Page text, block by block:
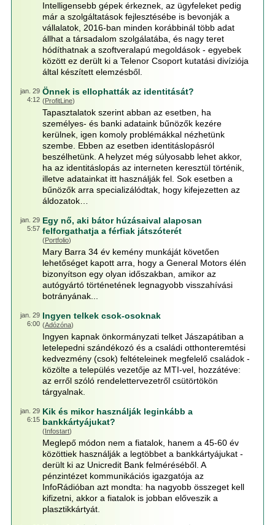
Intelligensebb gépek érkeznek, az ügyfeleket pedig
már a szolgáltatások fejlesztésébe is bevonják a
vállalatok, 2016-ban minden korábbinál több adat
állhat a társadalom szolgálatába, és nagy teret
hódíthatnak a szoftveralapú megoldások - egyebek
között ez derült ki a Telenor Csoport kutatási divíziója
által készített elemzésből.
jan. 29
4:12
Önnek is ellophatták az identitását?
(ProfitLine)
Tapasztalatok szerint abban az esetben, ha
személyes- és banki adataink bűnözők kezére
kerülnek, igen komoly problémákkal nézhetünk
szembe. Ebben az esetben identitáslopásról
beszélhetünk. A helyzet még súlyosabb lehet akkor,
ha az identitáslopás az interneten keresztül történik,
illetve adatainkat itt használják fel. Sok esetben a
bűnözők arra specializálódtak, hogy kifejezetten az
áldozatok…
jan. 29
5:57
Egy nő, aki bátor húzásaival alaposan
felforgathatja a férfiak játszóterét
(Portfolio)
Mary Barra 34 év kemény munkáját követően
lehetőséget kapott arra, hogy a General Motors élén
bizonyítson egy olyan időszakban, amikor az
autógyártó történetének legnagyobb visszahívási
botrányának...
jan. 29
6:00
Ingyen telkek csok-osoknak
(Adózóna)
Ingyen kapnak önkormányzati telket Jászapátiban a
letelepedni szándékozó és a családi otthonteremtési
kedvezmény (csok) feltételeinek megfelelő családok -
közölte a település vezetője az MTI-vel, hozzátéve:
az erről szóló rendelettervezetről csütörtökön
tárgyalnak.
jan. 29
6:15
Kik és mikor használják leginkább a
bankkártyájukat?
(Infostart)
Meglepő módon nem a fiatalok, hanem a 45-60 év
közöttiek használják a legtöbbet a bankkártyájukat -
derült ki az Unicredit Bank felméréséből. A
pénzintézet kommunikációs igazgatója az
InfoRádióban azt mondta: ha nagyobb összeget kell
kifizetni, akkor a fiatalok is jobban előveszik a
plasztikkártyát.